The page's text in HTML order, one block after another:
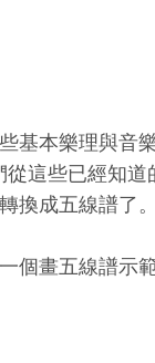
基本樂理與音
這些已經知
換成五線譜了。
個畫五線譜示範